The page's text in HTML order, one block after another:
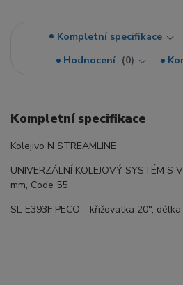
Kompletní specifikace
Hodnocení
0
Kompletní specifikace
Kolejivo N STREAMLINE
UNIVERZÁLNÍ KOLEJOVÝ SYSTÉM S
mm, Code 55
SL-E393F PECO - křižovatka 20°,